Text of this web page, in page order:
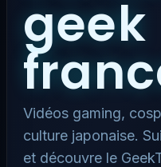
geek
Vidéos gaming,
culture japonaise.
et découvre le